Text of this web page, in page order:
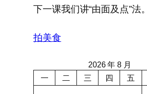
下一课我们讲“由面及点”法。
拍美食
2026 年 8 月
一
二 三 四 五